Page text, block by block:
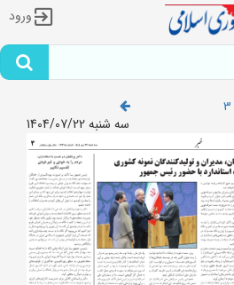
ورود
سه شنبه 1404/07/22